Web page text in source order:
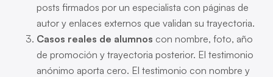
posts firmados por un especialista con páginas de
autor y enlaces externos que validan su trayectoria.
Casos reales de alumnos con nombre, foto, año
de promoción y trayectoria posterior. El testimonio
anónimo aporta cero. El testimonio con nombre y